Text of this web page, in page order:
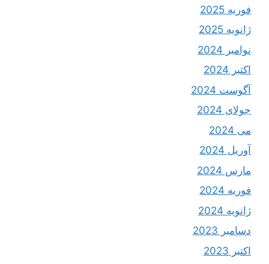
فوریه 2025
ژانویه 2025
نوامبر 2024
اکتبر 2024
آگوست 2024
جولای 2024
می 2024
آوریل 2024
مارس 2024
فوریه 2024
ژانویه 2024
دسامبر 2023
اکتبر 2023